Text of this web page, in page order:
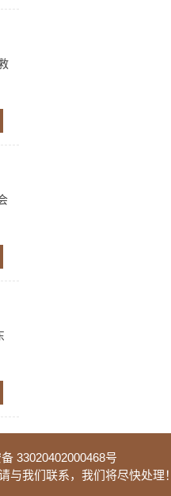
33020402000468号
我们联系，我们将尽快处理！